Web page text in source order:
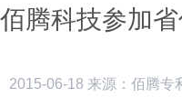
佰腾科技参加
2015-06-18 来源：佰腾专